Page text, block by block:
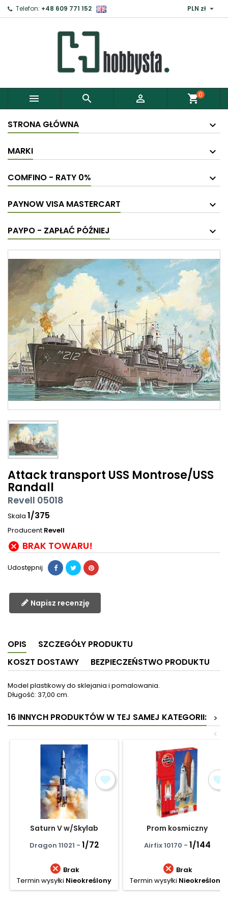
Telefon: +48 609 771 152 PLN zł 
   shopping_cart0
STRONA GŁÓWNA
MARKI
COMFINO - RATY 0%
PAYNOW VISA MASTERCART
PAYPO - ZAPŁAĆ PÓŹNIEJ
Attack transport USS Montrose/USS
Randall
Revell 05018
Skala 1/375
Producent Revell
 BRAK TOWARU!
Udostępnij
Napisz recenzję
OPIS
SZCZEGÓŁY PRODUKTU
KOSZT DOSTAWY
BEZPIECZEŃSTWO PRODUKTU
Model plastikowy do sklejania i pomalowania.
Długość: 37,00 cm.
16 INNYCH PRODUKTÓW W TEJ SAMEJ KATEGORII:
>
<
Saturn V w/Skylab
Dragon 11021 - 1/72
 Brak
Termin wysyłki Nieokreślony
Prom kosmiczny
Airfix 10170 - 1/144
 Brak
Termin wysyłki Nieokreślony